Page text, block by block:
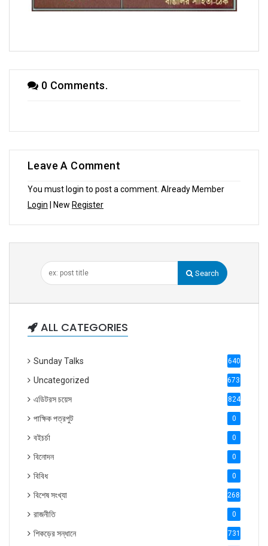
0 Comments.
Leave A Comment
You must login to post a comment. Already Member
Login | New Register
Search
ALL CATEGORIES
Sunday Talks 640
Uncategorized 6738
এডিটরস চয়েস 824
পাক্ষিক পত্রপুট 0
বইচর্চা 0
বিনোদন 0
বিবিধ 0
বিশেষ সংখ্যা 2686
রাজনীতি 0
শিকড়ের সন্ধানে 731